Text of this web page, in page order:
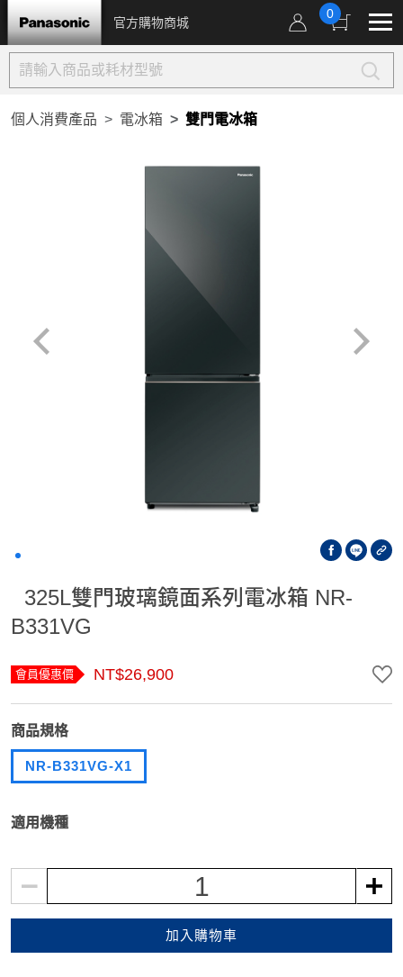
官方購物商城
0
個人消費產品 電冰箱 雙門電冰箱
325L雙門玻璃鏡面系列電冰箱 NR-
B331VG
會員優惠價 NT$26,900
商品規格
NR-B331VG-X1
適用機種
1
加入購物車